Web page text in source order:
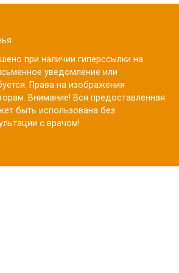
при наличии гиперссылки на
уведомление или
Права на изображения
Внимание! Вся предоставленная
быть использована без
с врачом!